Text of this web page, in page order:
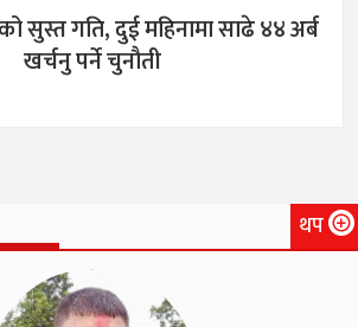
सुस्त गति, दुई महिनामा साढे ४४ अर्ब
खर्चनु पर्ने चुनौती
थप